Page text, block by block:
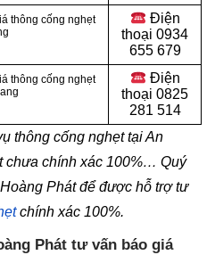
thông cống nghẹt
Điện
thoại 0934
655 679
thông cống nghẹt
Điện
thoại 0825
281 514
thông cống nghẹt tại An
chưa chính xác 100%… Quý
Phát để được hỗ trợ tư
chính xác 100%.
Phát tư vấn báo giá